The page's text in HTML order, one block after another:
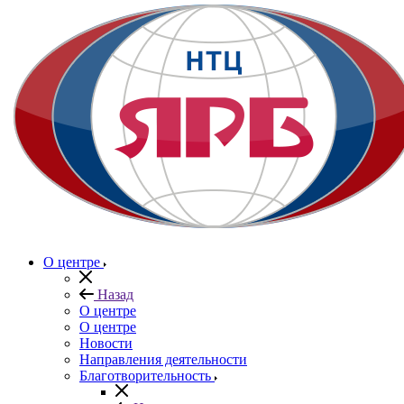
О центре
Назад
О центре
О центре
Новости
Направления деятельности
Благотворительность